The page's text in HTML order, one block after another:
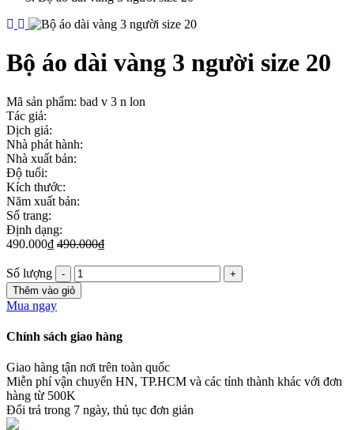
Bộ áo dài vàng 3 người size 20
Mã sản phẩm: bad v 3 n lon
Tác giả:
Dịch giả:
Nhà phát hành:
Nhà xuất bản:
Độ tuổi:
Kích thước:
Năm xuất bản:
Số trang:
Định dạng:
490.000₫ 490.000₫
Số lượng
Thêm vào giỏ
Mua ngay
Chính sách giao hàng
Giao hàng tận nơi trên toàn quốc
Miễn phí vận chuyển HN, TP.HCM và các tỉnh thành khác với đơn
hàng từ 500K
Đổi trả trong 7 ngày, thủ tục đơn giản